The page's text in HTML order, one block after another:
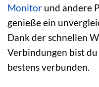
Monitor und andere
genieße ein
Dank der schnellen
Verbindungen bist
bestens verbunden.